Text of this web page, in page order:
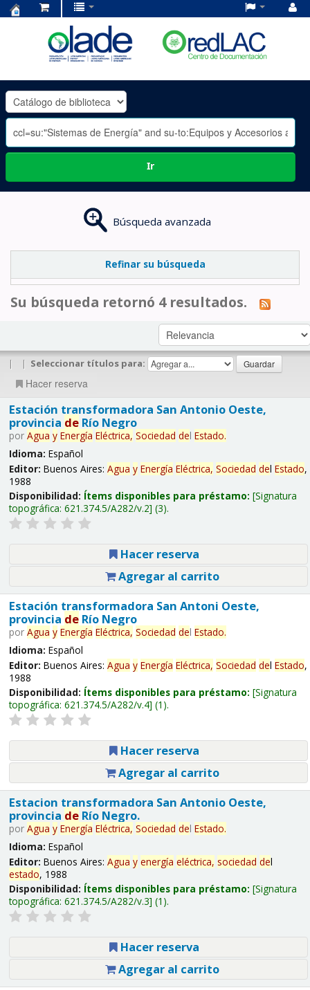
OLADE
-
Ir
Búsqueda avanzada
Refinar su búsqueda
Su búsqueda retornó 4 resultados.
| | Seleccionar títulos para:
Hacer reserva
Estación transformadora San Antonio Oeste,
provincia deRío Negro
por Agua y Energía Eléctrica, Sociedad del Estado.
Idioma: Español
Editor: Buenos Aires: Agua y Energía Eléctrica, Sociedad del Estado,
1988
Disponibilidad: Ítems disponibles para préstamo: Signatura
topográfica: 621.374.5/A282/v.2 (3).
Hacer reserva
Agregar al carrito
Estación transformadora San Antoni Oeste,
provincia deRío Negro
por Agua y Energía Eléctrica, Sociedad del Estado.
Idioma: Español
Editor: Buenos Aires: Agua y Energía Eléctrica, Sociedad del Estado,
1988
Disponibilidad: Ítems disponibles para préstamo: Signatura
topográfica: 621.374.5/A282/v.4 (1).
Hacer reserva
Agregar al carrito
Estacion transformadora San Antonio Oeste,
provincia deRío Negro.
por Agua y Energía Eléctrica, Sociedad del Estado.
Idioma: Español
Editor: Buenos Aires: Agua y energía eléctrica, sociedad del
estado, 1988
Disponibilidad: Ítems disponibles para préstamo: Signatura
topográfica: 621.374.5/A282/v.3 (1).
Hacer reserva
Agregar al carrito